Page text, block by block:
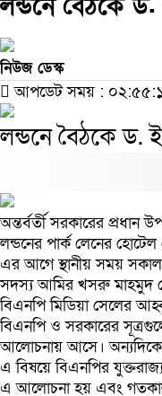
লন্ডনে বৈঠকে
নিউজ ডেস্ক
আপডেট সময় :
লন্ডনে বৈঠকে ড.
অন্তর্বর্তী সরকারের প্রধান
লন্ডনের পার্ক লেনের
এর আগে স্থানীয় সময়
সদস্য আমির খসরু মাহমুদ
বিএনপি মিডিয়া সেলের
বিএনপি ও সরকারের
আলোচনায় আসে। অন্যদিকে
এ বিষয়ে বিএনপির
এ আলোচনা হয় এবং গতকাল